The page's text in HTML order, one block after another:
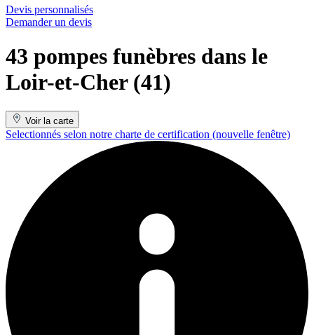
Devis personnalisés
Demander un devis
43 pompes funèbres dans le
Loir-et-Cher (41)
Voir la carte
Selectionnés selon notre charte de certification (nouvelle fenêtre)